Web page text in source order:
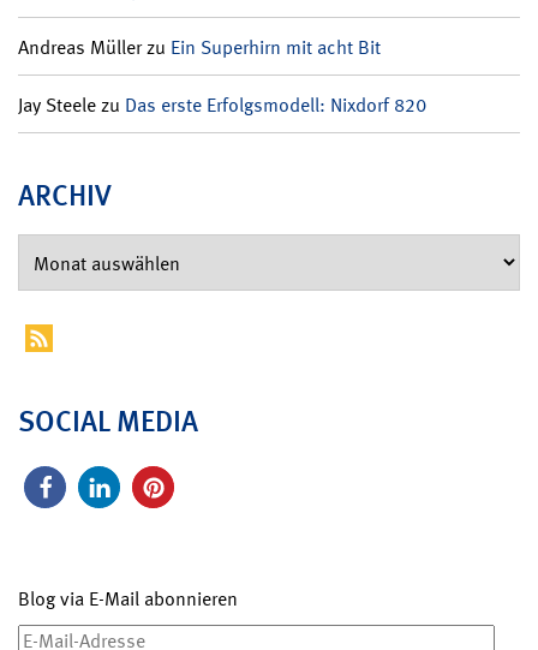
Andreas Müllerzu Ein Superhirn mit acht Bit
Jay Steelezu Das erste Erfolgsmodell: Nixdorf 820
ARCHIV
SOCIAL MEDIA
Blog via E-Mail abonnieren
E-